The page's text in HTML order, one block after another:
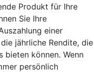
Produkt für Ihre
Sie Ihre
einer
jährliche Rendite, die
bieten können. Wenn
persönlich